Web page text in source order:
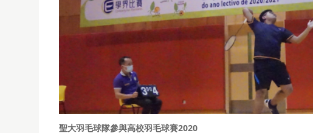
聖大羽毛球隊參與高校羽毛球賽2020